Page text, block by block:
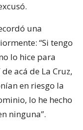
una
“Si tengo
lo hice para
acá de La Cruz,
en riesgo la
lo he hecho
ninguna”.